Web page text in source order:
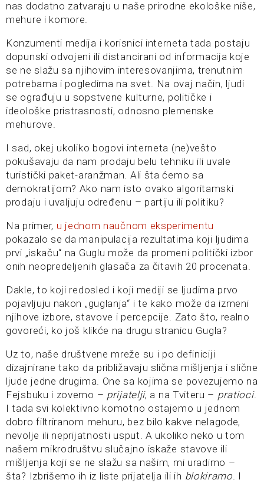
nas dodatno zatvaraju u naše prirodne ekološke niše,
mehure i komore.
Konzumenti medija i korisnici interneta tada postaju
dopunski odvojeni ili distancirani od informacija koje
se ne slažu sa njihovim interesovanjima, trenutnim
potrebama i pogledima na svet. Na ovaj način, ljudi
se ograđuju u sopstvene kulturne, političke i
ideološke pristrasnosti, odnosno plemenske
mehurove.
I sad, okej ukoliko bogovi interneta (ne)vešto
pokušavaju da nam prodaju belu tehniku ili uvale
turistički paket-aranžman. Ali šta ćemo sa
demokratijom? Ako nam isto ovako algoritamski
prodaju i uvaljuju određenu – partiju ili politiku?
Na primer, u jednom naučnom eksperimentu
pokazalo se da manipulacija rezultatima koji ljudima
prvi „iskaču“ na Guglu može da promeni politički izbor
onih neopredeljenih glasača za čitavih 20 procenata.
Dakle, to koji redosled i koji mediji se ljudima prvo
pojavljuju nakon „guglanja“ i te kako može da izmeni
njihove izbore, stavove i percepcije. Zato što, realno
govoreći, ko još klikće na drugu stranicu Gugla?
Uz to, naše društvene mreže su i po definiciji
dizajnirane tako da približavaju slična mišljenja i slične
ljude jedne drugima. One sa kojima se povezujemo na
Fejsbuku i zovemo – prijatelji, a na Tviteru – pratioci.
I tada svi kolektivno komotno ostajemo u jednom
dobro filtriranom mehuru, bez bilo kakve nelagode,
nevolje ili neprijatnosti usput. A ukoliko neko u tom
našem mikrodruštvu slučajno iskaže stavove ili
mišljenja koji se ne slažu sa našim, mi uradimo –
šta? Izbrišemo ih iz liste prijatelja ili ih blokiramo. I